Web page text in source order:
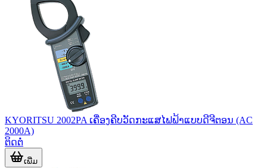
KYORITSU 2002PA ເຄື່ອງຄີບວັດກະແສໄຟຟ້າແບບດີຈີຕອນ (AC
2000A)
ຕິດຕໍ່
ເພີ່ມ